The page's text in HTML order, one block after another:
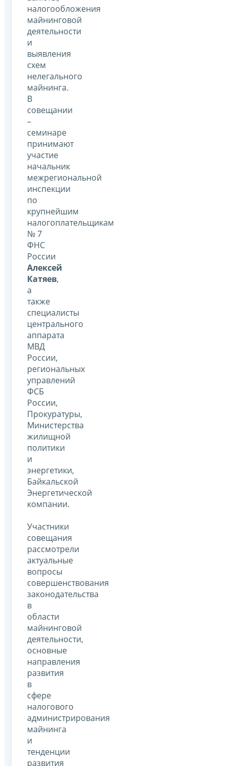
налогообложения
майнинговой
деятельности
и
выявления
схем
нелегального
майнинга.
В
совещании
–
семинаре
принимают
участие
начальник
межрегиональной
инспекции
по
крупнейшим
налогоплательщикам
№ 7
ФНС
России
Алексей
Катяев,
а
также
специалисты
центрального
аппарата
МВД
России,
региональных
управлений
ФСБ
России,
Прокуратуры,
Министерства
жилищной
политики
и
энергетики,
Байкальской
Энергетической
компании.
Участники
совещания
рассмотрели
актуальные
вопросы
совершенствования
законодательства
в
области
майнинговой
деятельности,
основные
направления
развития
в
сфере
налогового
администрирования
майнинга
и
тенденции
развития